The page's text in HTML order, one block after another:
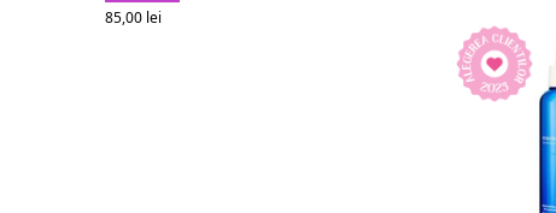
85,00 lei